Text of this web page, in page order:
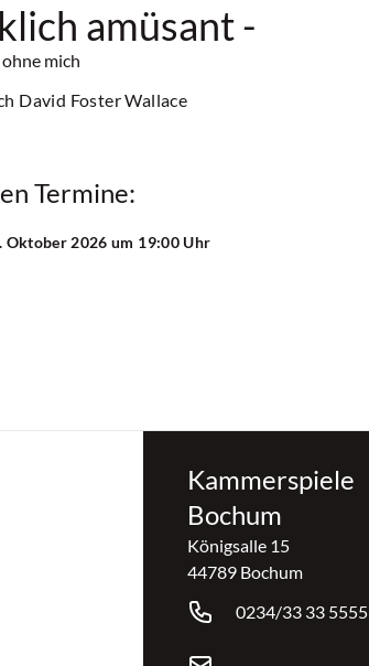
amüsant -
mich
David Foster Wallace
Termine:
Oktober 2026 um 19:00 Uhr
Kammerspiele
Bochum
Königsalle 15
44789 Bochum
0234/33 33 5555